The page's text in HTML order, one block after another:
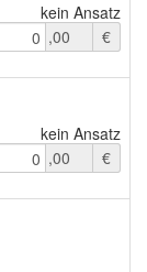
kein Ansatz
0 ,00 €
kein Ansatz
0 ,00 €